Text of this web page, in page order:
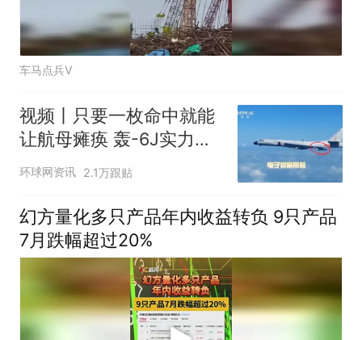
车马点兵V
视频丨只要一枚命中就能
让航母瘫痪 轰-6J实力有
多强？
环球网资讯 2.1万跟贴
幻方量化多只产品年内收益转负 9只产品
7月跌幅超过20%